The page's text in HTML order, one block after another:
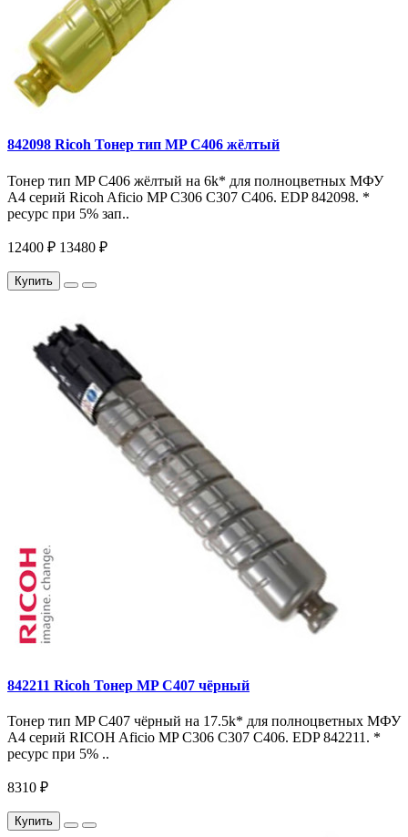
842098 Ricoh Тонер тип MP C406 жёлтый
Тонер тип MP C406 жёлтый на 6k* для полноцветных МФУ
A4 серий Ricoh Aficio MP С306 С307 С406. EDP 842098. *
ресурс при 5% зап..
12400 ₽ 13480 ₽
Купить
842211 Ricoh Тонер MP C407 чёрный
Тонер тип MP C407 чёрный на 17.5k* для полноцветных МФУ
A4 серий RICOH Aficio MP С306 С307 С406. EDP 842211. *
ресурс при 5% ..
8310 ₽
Купить